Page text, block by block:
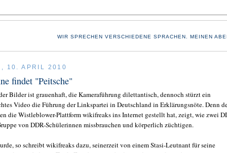
WIR SPRECHEN VERSCHIEDENE SPRACHEN. MEINEN
10. APRIL 2010
findet "Peitsche"
Bilder ist grauenhaft, die Kameraführung dilettantisch, dennoch stürzt ein
Video die Führung der Linkspartei in Deutschland in Erklärungsnöte. Denn
die Wistleblower-Plattform wikifreaks ins Internet gestellt hat, zeigt, wie zwei
von DDR-Schülerinnen missbrauchen und körperlich züchtigen.
so schreibt wikifreaks dazu, seinerzeit von einem Stasi-Leutnant für seine